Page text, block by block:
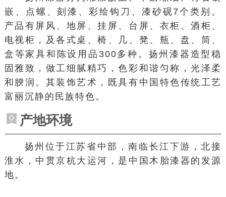
嵌、点螺、刻漆、彩绘钩刀、漆砂砚7个类别。
产品有屏风、地屏、挂屏、台屏、衣柜、酒柜、
电视柜，及各式桌、椅、几、凳、瓶、盘、筒、
盒等家具和陈设用品300多种。扬州漆器造型稳
固雅致，做工细腻精巧，色彩和谐匀称，光泽柔
和腴润。其装饰艺术，既具有中国特色传统工艺
富丽沉静的民族特色。
产地环境
扬州位于江苏省中部，南临长江下游，北接
淮水，中贯京杭大运河，是中国木胎漆器的发源
地。